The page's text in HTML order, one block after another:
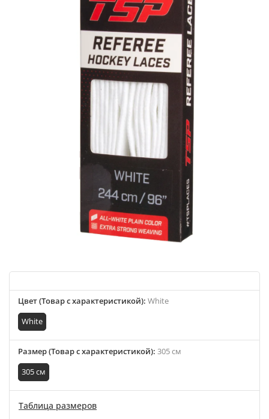
Цвет (Товар с характеристикой): White
White
Размер (Товар с характеристикой): 305 см
305 см
Таблица размеров